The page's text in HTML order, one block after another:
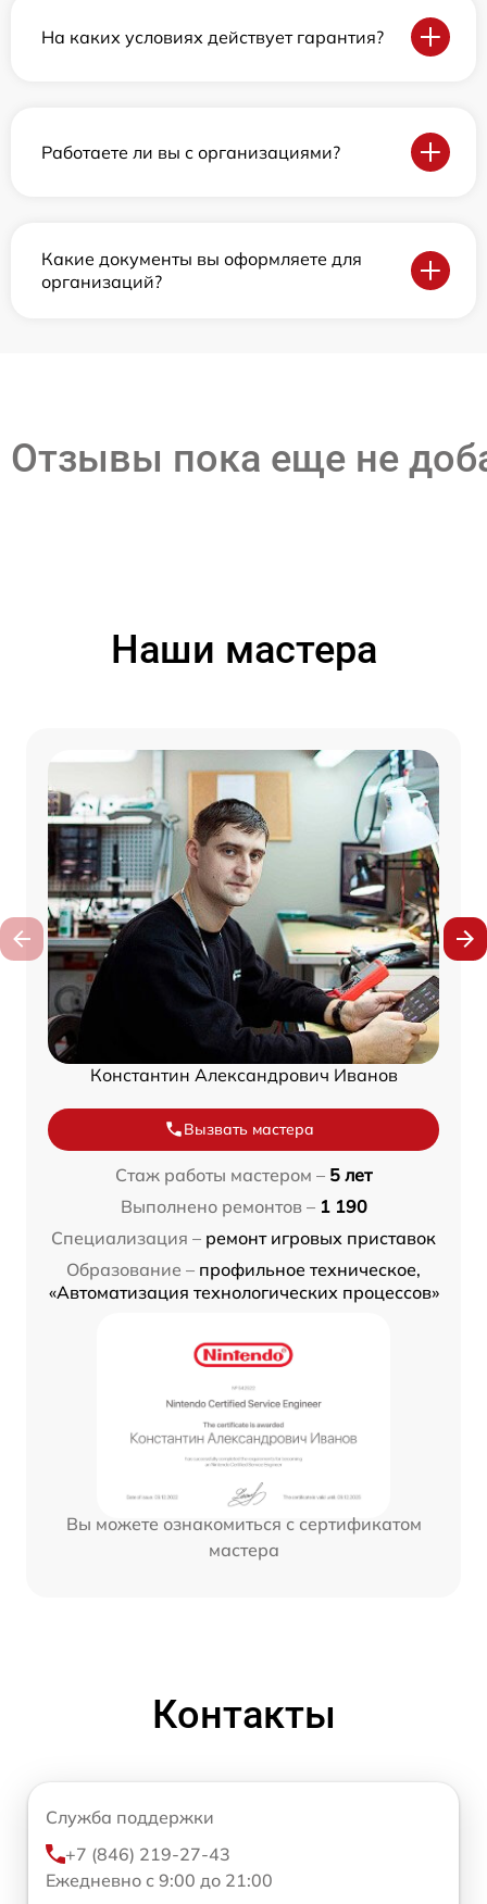
На каких условиях действует гарантия?
Работаете ли вы с организациями?
Какие документы вы оформляете для
организаций?
Отзывы пока еще не
Наши мастера
Константин Александрович Иванов
Вызвать мастера
Стаж работы мастером – 5 лет
Выполнено ремонтов – 1 190
Специализация – ремонт игровых приставок
Образование – профильное техническое,
«Автоматизация технологических процессов»
Вы можете ознакомиться с сертификатом
мастера
Контакты
Служба поддержки
+7 (846) 219-27-43
Ежедневно с 9:00 до 21:00